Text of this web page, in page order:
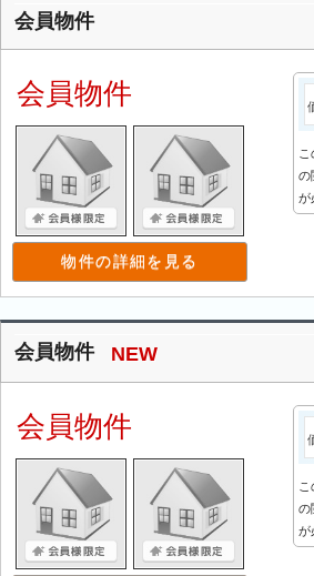
会員物件
会員物件
物件の詳細を見る
の
が
会員物件 NEW
会員物件
の
が